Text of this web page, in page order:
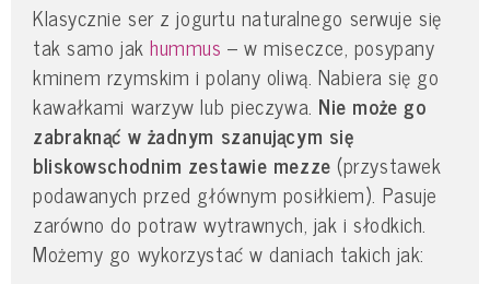
Klasycznie ser z jogurtu naturalnego serwuje się
tak samo jakhummus – w miseczce, posypany
kminem rzymskim i polany oliwą. Nabiera się go
kawałkami warzyw lub pieczywa. Nie może go
zabraknąć w żadnym szanującym się
bliskowschodnim zestawie mezze (przystawek
podawanych przed głównym posiłkiem). Pasuje
zarówno do potraw wytrawnych, jak i słodkich.
Możemy go wykorzystać w daniach takich jak: